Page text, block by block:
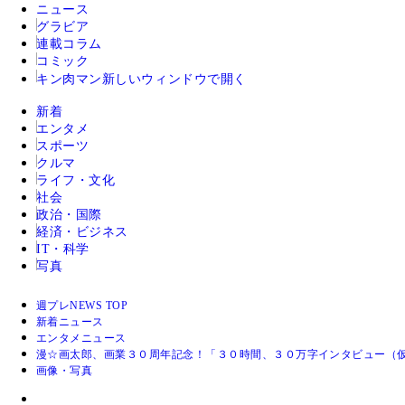
ニュース
グラビア
連載コラム
コミック
キン肉マン 新しいウィンドウで開く
新着
エンタメ
スポーツ
クルマ
ライフ・文化
社会
政治・国際
経済・ビジネス
IT・科学
写真
週プレNEWS TOP
新着ニュース
エンタメニュース
漫☆画太郎、画業３０周年記念！「３０時間、３０万字インタビュー（仮
画像・写真